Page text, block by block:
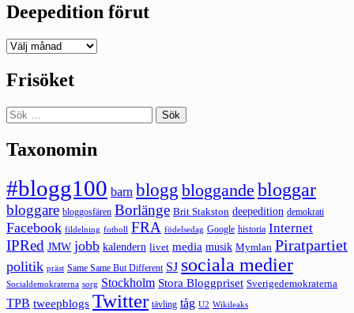
Deepedition förut
Deepedition
Frisöket
Sök
efter:
Taxonomin
#blogg100 barn blogg bloggande bloggar
bloggare bloggosfären Borlänge Brit Stakston deepedition demokrati
Facebook fildelning fotboll FRA födelsedag Google historia Internet
IPRed JMW jobb kalendern livet media musik Mymlan Piratpartiet
politik präst Same Same But Different SJ sociala medier
Socialdemokraterna sorg Stockholm Stora Bloggpriset Sverigedemokraterna
TPB tweepblogs Twitter tävling tåg U2 Wikileaks